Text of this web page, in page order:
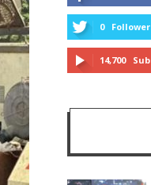
0
14,700